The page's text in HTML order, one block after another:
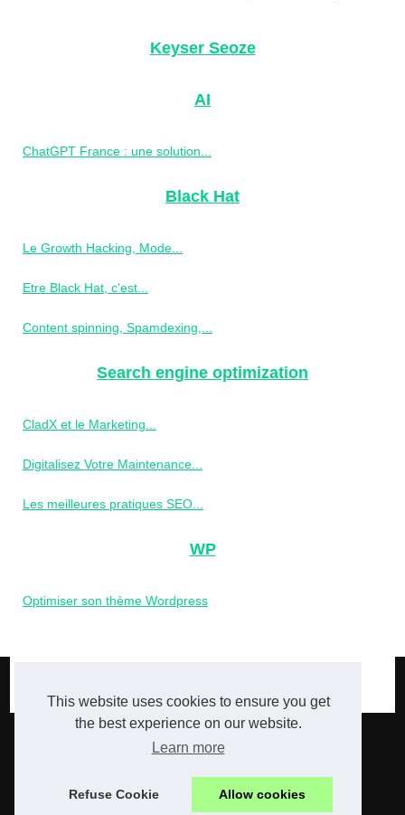
This website uses cookies to ensure you get
the best experience on our website.
Learn more
Refuse Cookie Allow cookies
Keyser Seoze
AI
ChatGPT France : une solution...
Black Hat
Le Growth Hacking, Mode...
Etre Black Hat, c'est...
Content spinning, Spamdexing,...
Search engine optimization
CladX et le Marketing...
Digitalisez Votre Maintenance...
Les meilleures pratiques SEO...
WP
Optimiser son thème Wordpress
seo